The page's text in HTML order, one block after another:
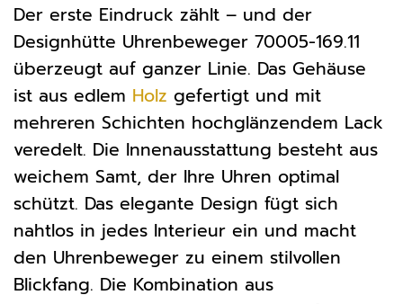
Der erste Eindruck zählt – und der
Designhütte Uhrenbeweger 70005-169.11
überzeugt auf ganzer Linie. Das Gehäuse
ist aus edlem Holz gefertigt und mit
mehreren Schichten hochglänzendem Lack
veredelt. Die Innenausstattung besteht aus
weichem Samt, der Ihre Uhren optimal
schützt. Das elegante Design fügt sich
nahtlos in jedes Interieur ein und macht
den Uhrenbeweger zu einem stilvollen
Blickfang. Die Kombination aus